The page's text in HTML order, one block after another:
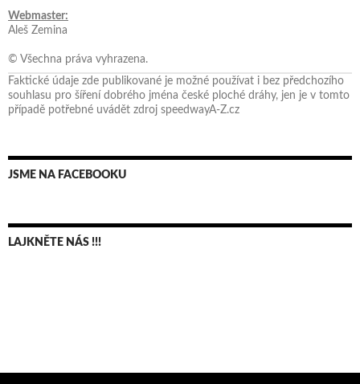
Webmaster:
Aleš Zemina
© Všechna práva vyhrazena.
Faktické údaje zde publikované je možné používat i bez předchozího
souhlasu pro šíření dobrého jména české ploché dráhy, jen je v tomto
případě potřebné uvádět zdroj speedwayA-Z.cz
JSME NA FACEBOOKU
LAJKNĚTE NÁS !!!